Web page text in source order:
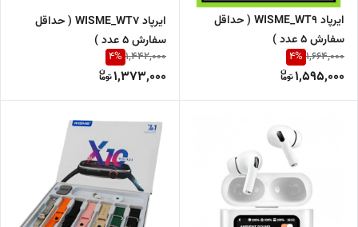
ایرپاد WISME_WT9 ( حداقل
سفارش 5 عدد )
1,664,000
4%
1,595,000
ایرپاد WISME_WT7 ( حداقل
سفارش 5 عدد )
1,442,000
4%
1,373,000